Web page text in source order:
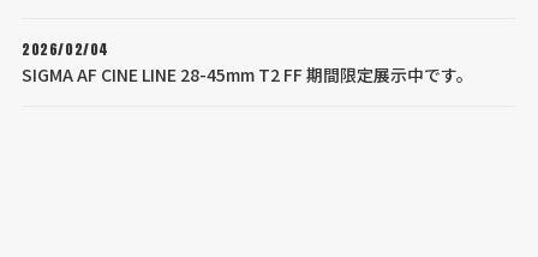
2026/02/04
SIGMA AF CINE LINE 28-45mm T2 FF 期間限定展示中です。